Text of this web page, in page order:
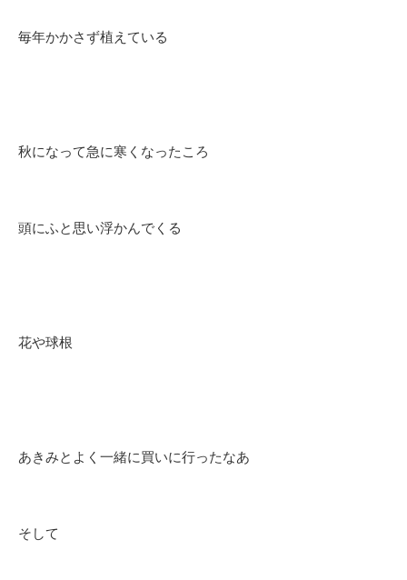
毎年かかさず植えている
秋になって急に寒くなったころ
頭にふと思い浮かんでくる
花や球根
あきみとよく一緒に買いに行ったなあ
そして